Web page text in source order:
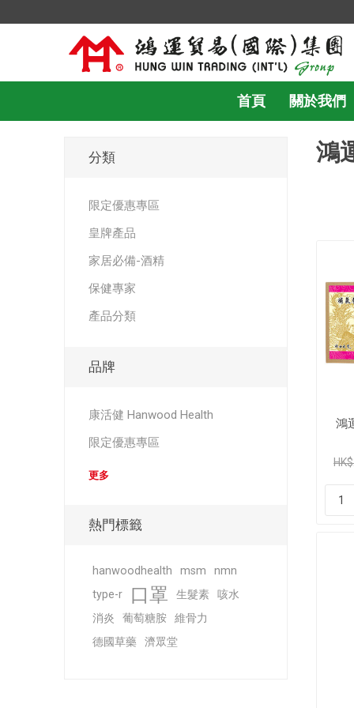
首頁 關於我們
鴻
鴻
分類
限定優惠專區
皇牌產品
家居必備-酒精
保健專家
產品分類
品牌
康活健 Hanwood Health
限定優惠專區
更多
熱門標籤
hanwoodhealth msm
nmn
type-r
口罩 生髮素
咳水
消炎
葡萄糖胺
維骨力
德國草藥
濟眾堂